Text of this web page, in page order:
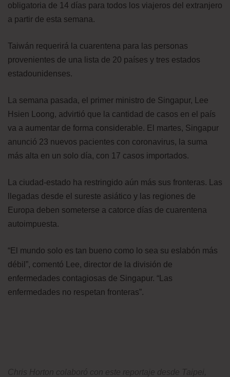
obligatoria de 14 días para todos los viajeros del extranjero
a partir de esta semana.
Taiwán requerirá la cuarentena para las personas
provenientes de una lista de 20 países y tres estados
estadounidenses.
La semana pasada, el primer ministro de Singapur, Lee
Hsien Loong, advirtió que la cantidad de casos en el país
va a aumentar de forma considerable. El martes, Singapur
anunció 23 nuevos pacientes con coronavirus, la suma
más alta en un solo día, con 17 casos importados.
La ciudad-estado ha restringido aún más sus fronteras. Las
llegadas desde el sureste asiático y las regiones de
Europa deben someterse a catorce días de cuarentena
autoimpuesta.
“El mundo solo es tan bueno como lo sea su eslabón más
débil”, comentó Lee, director de la división de
enfermedades contagiosas de Singapur. “Las
enfermedades no respetan fronteras”.
Chris Horton colaboró con este reportaje desde Taipei,